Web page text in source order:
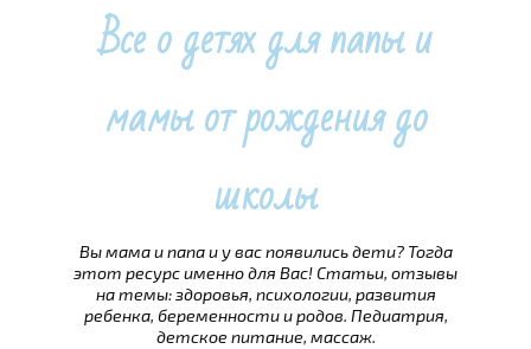
Все о детях для папы и
мамы от рождения до
школы
Вы мама и папа и у вас появились дети? Тогда
этот ресурс именно для Вас! Статьи, отзывы
на темы: здоровья, психологии, развития
ребенка, беременности и родов. Педиатрия,
детское питание, массаж.